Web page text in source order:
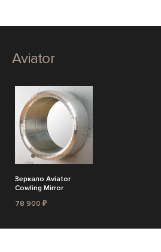
Aviator
Зеркало Aviator
Cowling Mirror
78 900 ₽